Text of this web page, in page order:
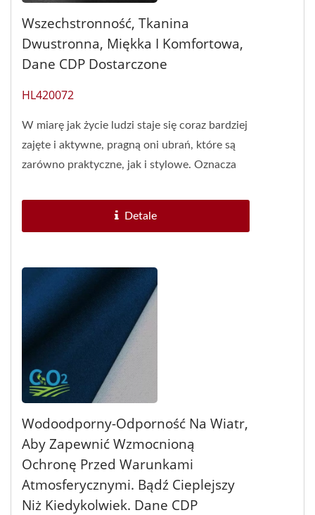
Wszechstronność, Tkanina
Dwustronna, Miękka I Komfortowa,
Dane CDP Dostarczone
HL420072
W miarę jak życie ludzi staje się coraz bardziej
zajęte i aktywne, pragną oni ubrań, które są
zarówno praktyczne, jak i stylowe. Oznacza
Detale
Wodoodporny-Odporność Na Wiatr,
Aby Zapewnić Wzmocnioną
Ochronę Przed Warunkami
Atmosferycznymi. Bądź Cieplejszy
Niż Kiedykolwiek. Dane CDP